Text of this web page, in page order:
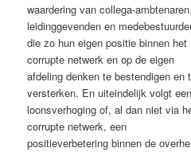
waardering van collega-ambtenaren,
leidinggevenden en
die zo hun eigen positie binnen het
corrupte netwerk en op de eigen
afdeling denken te bestendigen en
versterken. En uiteindelijk volgt een
loonsverhoging of, al dan niet via
corrupte netwerk, een
positieverbetering binnen de